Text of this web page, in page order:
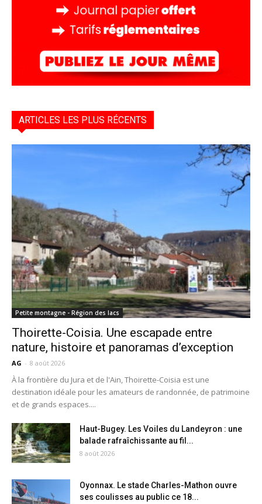
ARTICLES LES PLUS RÉCENTS
Petite montagne - Région des lacs
Thoirette-Coisia. Une escapade entre
nature, histoire et panoramas d’exception
AG - 8 août 2026
À la frontière du Jura et de l'Ain, Thoirette-Coisia est une
destination idéale pour les amateurs de randonnée, de patrimoine
et de grands espaces....
Haut-Bugey. Les Voiles du Landeyron : une
balade rafraîchissante au fil...
8 août 2026
Oyonnax. Le stade Charles-Mathon ouvre
ses coulisses au public ce 18...